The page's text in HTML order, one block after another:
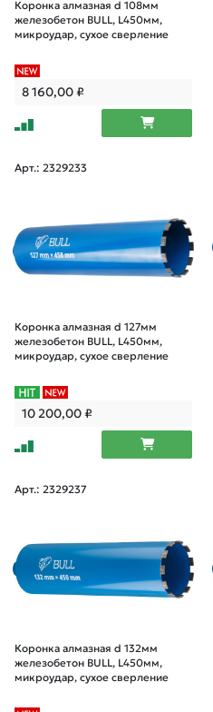
Коронка алмазная d 108мм
железобетон BULL, L450мм,
микроудар, сухое сверление
8 160,00₽
Арт.: 2329233
Коронка алмазная d 127мм
железобетон BULL, L450мм,
микроудар, сухое сверление
10 200,00₽
Арт.: 2329237
Коронка алмазная d 132мм
железобетон BULL, L450мм,
микроудар, сухое сверление